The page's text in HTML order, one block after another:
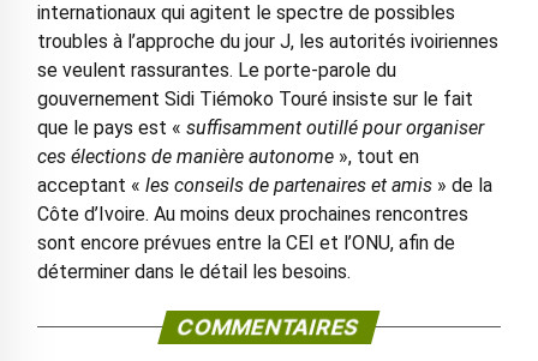
internationaux qui agitent le spectre de possibles
troubles à l’approche du jour J, les autorités ivoiriennes
se veulent rassurantes. Le porte-parole du
gouvernement Sidi Tiémoko Touré insiste sur le fait
que le pays est « suffisamment outillé pour organiser
ces élections de manière autonome», tout en
acceptant « les conseils de partenaires et amis» de la
Côte d’Ivoire. Au moins deux prochaines rencontres
sont encore prévues entre la CEI et l’ONU, afin de
déterminer dans le détail les besoins.
COMMENTAIRES